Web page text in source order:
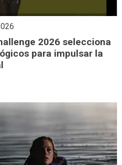
2026 selecciona
para impulsar la